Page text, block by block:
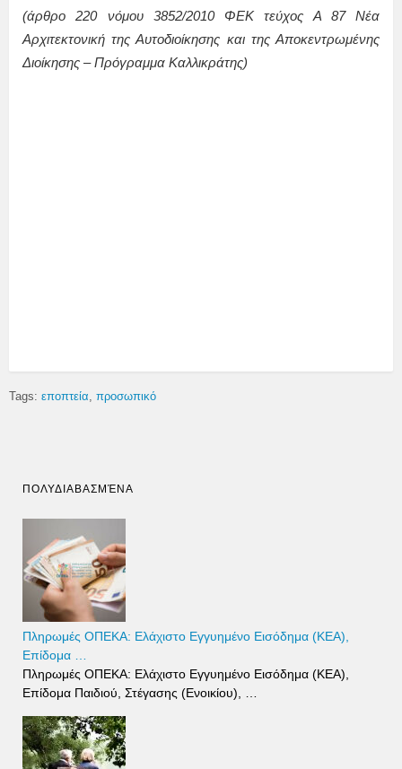
(άρθρο 220 νόμου 3852/2010 ΦΕΚ τεύχος Α 87 Νέα
Αρχιτεκτονική της Αυτοδιοίκησης και της Αποκεντρωμένης
Διοίκησης – Πρόγραμμα Καλλικράτης)
Tags: εποπτεία προσωπικό
ΠΟΛΥΔΙΑΒΑΣΜΈΝΑ
Πληρωμές ΟΠΕΚΑ: Ελάχιστο Εγγυημένο Εισόδημα (ΚΕΑ),
Επίδομα …
Πληρωμές ΟΠΕΚΑ: Ελάχιστο Εγγυημένο Εισόδημα (ΚΕΑ),
Επίδομα Παιδιού, Στέγασης (Ενοικίου), …